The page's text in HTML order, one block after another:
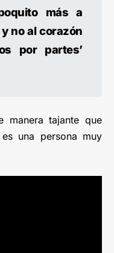
más a
no al corazón
por partes’
manera tajante que
una persona muy